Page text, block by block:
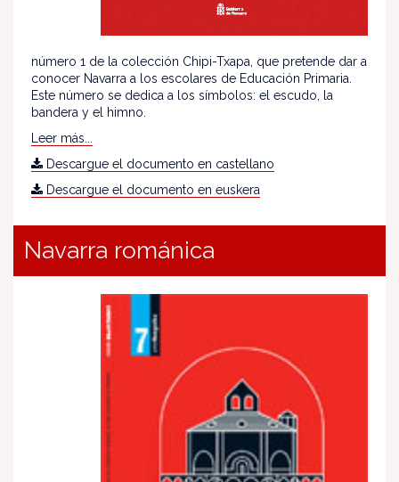
número 1 de la colección Chipi-Txapa, que pretende dar a
conocer Navarra a los escolares de Educación Primaria.
Este número se dedica a los símbolos: el escudo, la
bandera y el himno.
Leer más...
Descargue el documento en castellano
Descargue el documento en euskera
Navarra románica